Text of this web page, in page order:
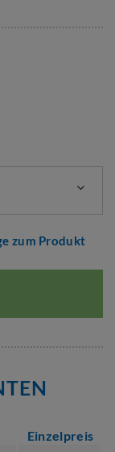
zum Produkt
Einzelpreis